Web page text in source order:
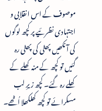
موصوف کے اس انقلابی و
اجتہادی نظرئیے پر کچھ لوگوں
کی آنکھیں پھٹی کی پھٹی رہ
گئیں تو کچھ کے منہ کھلے کے
کھلے رہ گئے۔ کچھ زیرِ لب
مسکرائے تو کچھ کھلکھلا اُٹھے۔